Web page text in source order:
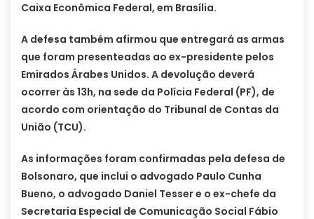
Caixa Econômica Federal, em Brasília.
A defesa também afirmou que entregará as armas
que foram presenteadas ao ex-presidente pelos
Emirados Árabes Unidos. A devolução deverá
ocorrer às 13h, na sede da Polícia Federal (PF), de
acordo com orientação do Tribunal de Contas da
União (TCU).
As informações foram confirmadas pela defesa de
Bolsonaro, que inclui o advogado Paulo Cunha
Bueno, o advogado Daniel Tesser e o ex-chefe da
Secretaria Especial de Comunicação Social Fábio